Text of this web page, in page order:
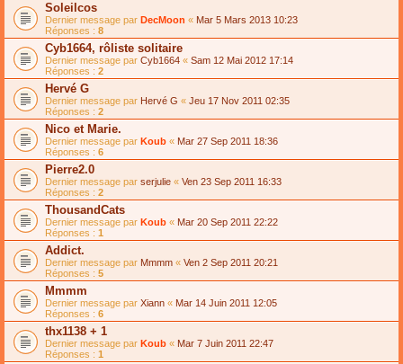
Soleilcos
Dernier message par DecMoon « Mar 5 Mars 2013 10:23
Réponses : 8
Cyb1664, rôliste solitaire
Dernier message par Cyb1664 « Sam 12 Mai 2012 17:14
Réponses : 2
Hervé G
Dernier message par Hervé G « Jeu 17 Nov 2011 02:35
Réponses : 2
Nico et Marie.
Dernier message par Koub « Mar 27 Sep 2011 18:36
Réponses : 6
Pierre2.0
Dernier message par serjulie « Ven 23 Sep 2011 16:33
Réponses : 2
ThousandCats
Dernier message par Koub « Mar 20 Sep 2011 22:22
Réponses : 1
Addict.
Dernier message par Mmmm « Ven 2 Sep 2011 20:21
Réponses : 5
Mmmm
Dernier message par Xiann « Mar 14 Juin 2011 12:05
Réponses : 6
thx1138 + 1
Dernier message par Koub « Mar 7 Juin 2011 22:47
Réponses : 1